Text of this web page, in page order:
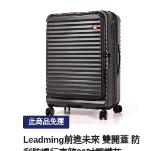
此商品免運
Leadming前進未來 雙開蓋 防